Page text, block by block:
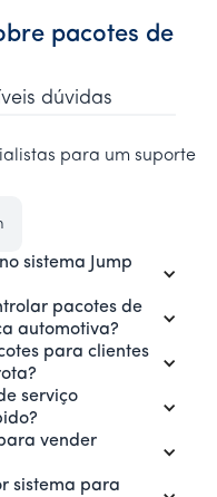
pacotes de
dúvidas
para um suporte
sistema Jump
pacotes de
automotiva?
para clientes
serviço
vender
sistema para